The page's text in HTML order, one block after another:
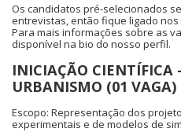
Os candidatos pré-selecionados
entrevistas, então fique ligado
Para mais informações sobre as
disponível na bio do nosso perfil.
INICIAÇÃO CIENTÍFICA
URBANISMO (01 VAGA)
Escopo: Representação dos
experimentais e de modelos de